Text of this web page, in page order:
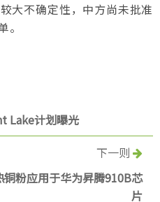
大不确定性，中方尚未批准
Lake计划曝光
下一则
粉应用于华为昇腾910B芯
片